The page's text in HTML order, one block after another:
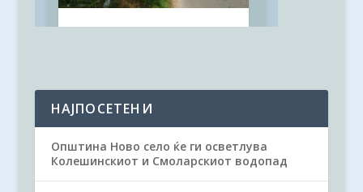
НАЈПОСЕТЕНИ
Општина Ново село ќе ги осветлува
Колешинскиот и Смоларскиот водопад